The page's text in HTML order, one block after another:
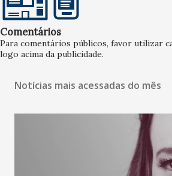
Comentários
Para comentários públicos, favor utilizar
logo acima da publicidade.
Notícias mais acessadas do mês